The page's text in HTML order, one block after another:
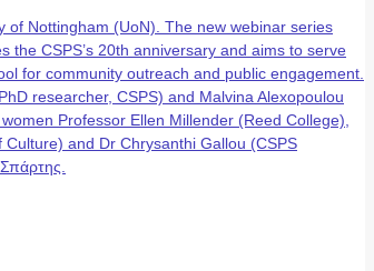
Nottingham (UoN). The new webinar series
CSPS’s 20th anniversary and aims to serve
for community outreach and public engagement.
researcher, CSPS) and Malvina Alexopoulou
Professor Ellen Millender (Reed College),
and Dr Chrysanthi Gallou (CSPS